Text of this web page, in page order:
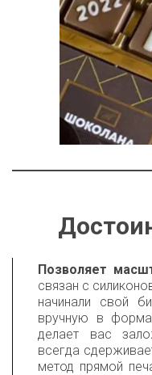
Позволяет
связан с
начинали свой
вручную в
делает вас
всегда
метод прямой